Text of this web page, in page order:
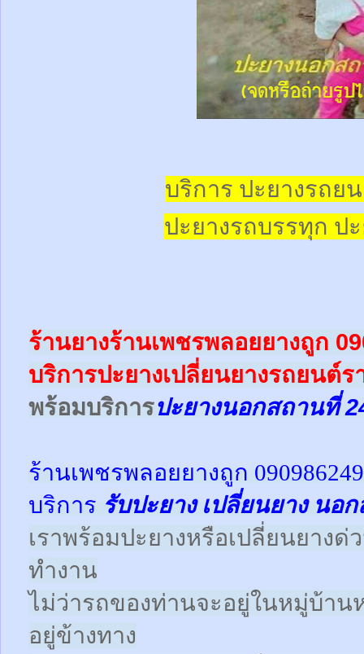
บริการ ปะยางรถย
ปะยางรถบรรทุก ป
ร้านยางร้านเพชรพลอยยางถูก
บริการปะยางเปลี่ยนยางรถยนต์ร
พร้อมบริการปะยางนอกสถานที่
ร้านเพชรพลอยยางถูก
บริการ รับปะยาง เปลี่ยนยาง นอ
เราพร้อมปะยางหรือเปลี่ยนยาง
ทำงาน
ไม่ว่ารถของท่านจะอยู่ในหมู่บ้า
อยู่ข้างทาง